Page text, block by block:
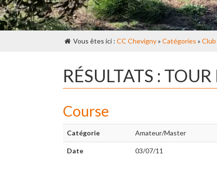
Vous êtes ici : CC Chevigny» Catégories » Club
RÉSULTATS :
Course
Catégorie Amateur/Master
Date 03/07/11